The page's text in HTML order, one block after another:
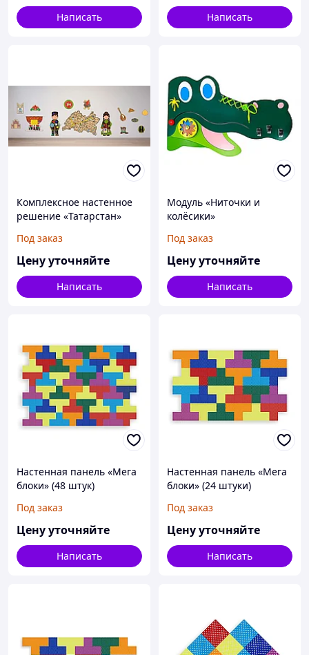
Написать Написать
Комплексное настенное
решение «Татарстан»
Под заказ
Цену уточняйте
Написать
Модуль «Ниточки и
колёсики»
Под заказ
Цену уточняйте
Написать
Настенная панель «Мега
блоки» (48 штук)
Под заказ
Цену уточняйте
Написать
Настенная панель «Мега
блоки» (24 штуки)
Под заказ
Цену уточняйте
Написать